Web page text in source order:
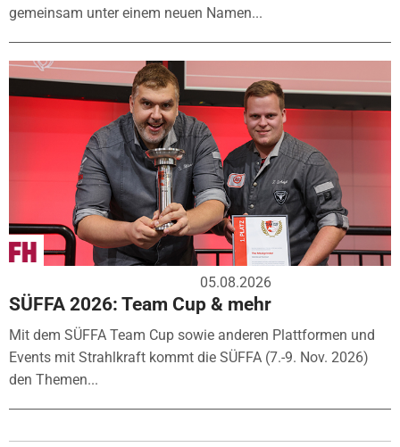
gemeinsam unter einem neuen Namen...
05.08.2026
SÜFFA 2026: Team Cup & mehr
Mit dem SÜFFA Team Cup sowie anderen Plattformen und
Events mit Strahlkraft kommt die SÜFFA (7.-9. Nov. 2026)
den Themen...